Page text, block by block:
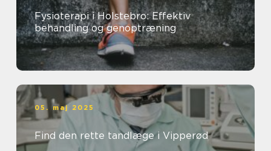
Fysioterapi i Holstebro: Effektiv
behandling og genoptræning
05. maj 2025
Find den rette tandlæge i Vipperød